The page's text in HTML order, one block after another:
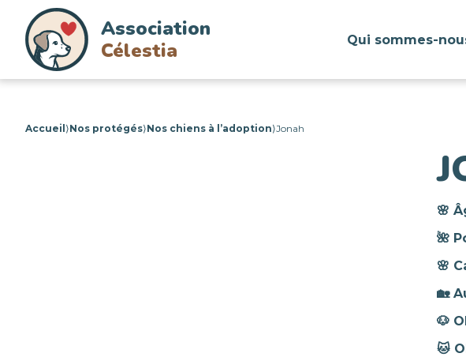
Association
Célestia
Qui sommes-
Accueil ⟩Nos protégés⟩Nos chiens à l’adoption⟩Jonah
🌸
🌺
🌸
🏡
🐶
🐱